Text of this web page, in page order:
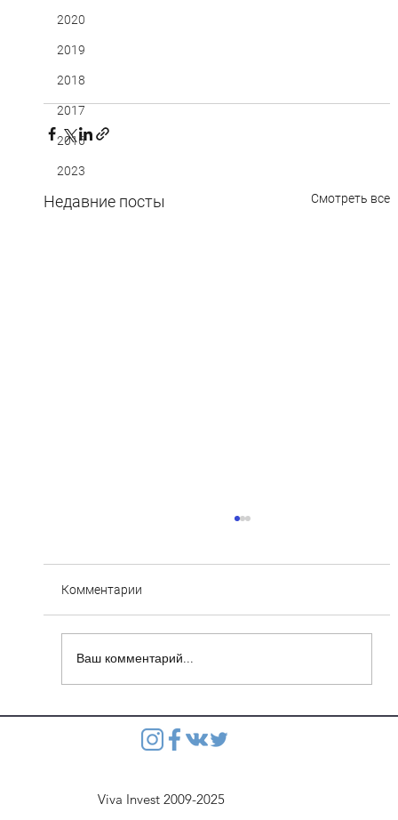
2020
2019
2018
2017
2016
2023
Недавние посты Смотреть все
Степянка: Ведутся монолитные работы
перекрытия второго этажа паркинга
Комментарии
Ваш комментарий...
Viva Invest 2009-2025